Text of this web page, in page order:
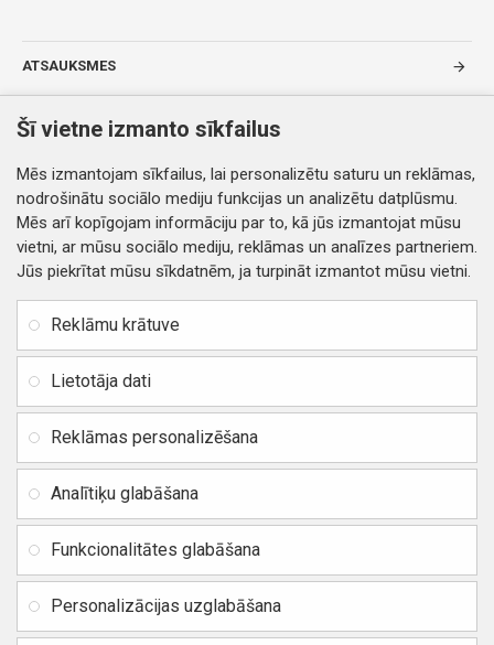
ATSAUKSMES
TAGI:
Case Leather Mag Cover (MagSafe) for iPhone 16 black
Kontakti
Distances līgums
Privātuma politika
Preču un naudas atgriešana
Piegādes un apmaksa
Vietnes karte
Rekvizīti
Jur. adrese: Zasulauka iela
Reģ. Nr. 40103717618,
BIC / SWIFT: HABALV22
TEl.: +371 20219155
E-pasts:info@mobipart.eu
Šī vietne izmanto sīkfailus
Mēs izmantojam sīkfailus, lai personalizētu saturu un reklāmas,
nodrošinātu sociālo mediju funkcijas un analizētu datplūsmu.
Mēs arī kopīgojam informāciju par to, kā jūs izmantojat mūsu
vietni, ar mūsu sociālo mediju, reklāmas un analīzes partneriem.
Jūs piekrītat mūsu sīkdatnēm, ja turpināt izmantot mūsu vietni.
Reklāmu krātuve
Lietotāja dati
Reklāmas personalizēšana
Analītiķu glabāšana
Funkcionalitātes glabāšana
Personalizācijas uzglabāšana